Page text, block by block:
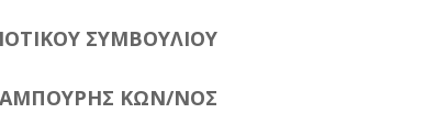
ΣΥΜΒΟΥΛΙΟΥ
ΚΩΝ/ΝΟΣ